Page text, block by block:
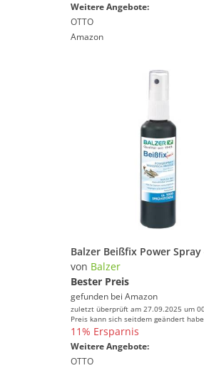
Weitere Angebote:
OTTO
Amazon
von Balzer
Bester Preis
gefunden bei Amazon
zuletzt überprüft am 27.09.2025 um
Preis kann sich seitdem geändert
11% Ersparnis
Weitere Angebote:
OTTO